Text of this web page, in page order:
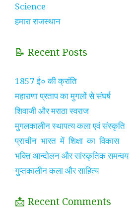
Science
हमारा राजस्थान
📝 Recent Posts
1857 ई० की क्रांति
महाराणा प्रताप का मुगलों से संघर्ष
शिवाजी और मराठा स्वराज
मुगलकालीन स्थापत्य कला एवं संस्कृति
प्राचीन भारत में शिक्षा का विकास
भक्ति आन्दोलन और सांस्कृतिक समन्वय
गुप्तकालीन कला और साहित्य
📩 Recent Comments